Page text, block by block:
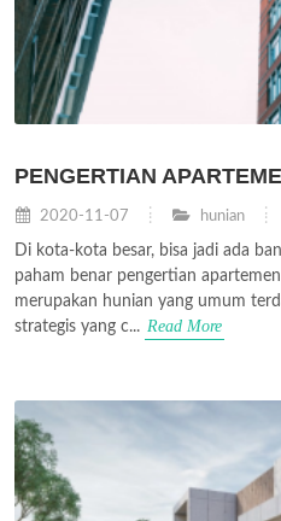
PENGERTIAN
2020-11-07 hunian
Di kota-kota besar, bisa jadi ada
paham benar pengertian
merupakan hunian yang umum
strategis yang c... Read More